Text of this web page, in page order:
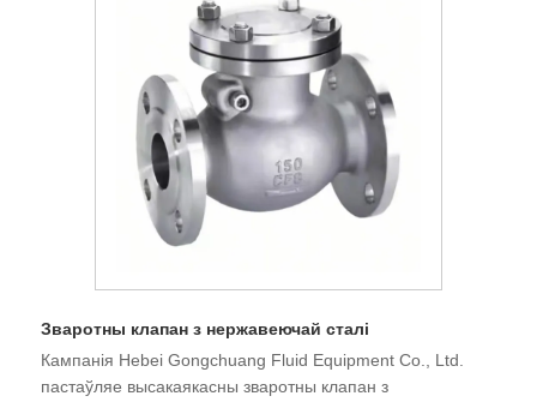
Зваротны клапан з нержавеючай сталі
Кампанія Hebei Gongchuang Fluid Equipment Co., Ltd.
пастаўляе высакаякасны зваротны клапан з